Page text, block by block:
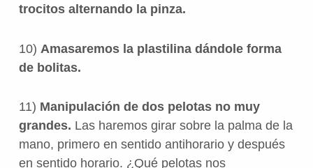
trocitos alternando la pinza.
10) Amasaremos la plastilina dándole forma
de bolitas.
11) Manipulación de dos pelotas no muy
grandes. Las haremos girar sobre la palma de la
mano, primero en sentido antihorario y después
en sentido horario. ¿Qué pelotas nos